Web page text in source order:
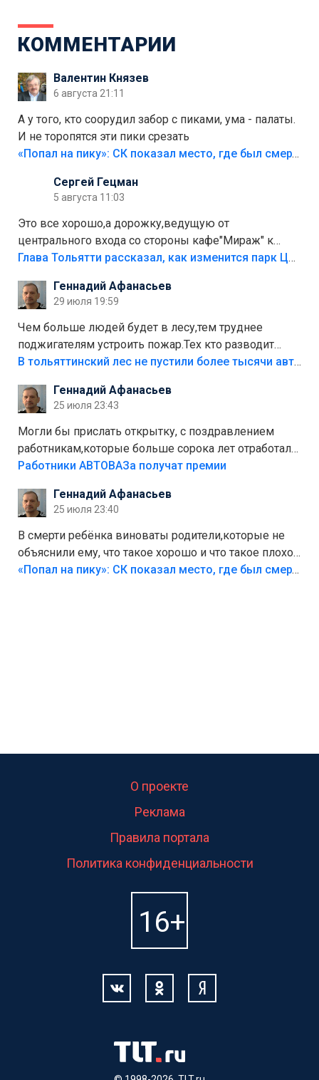
КОММЕНТАРИИ
Валентин Князев
6 августа 21:11
А у того, кто соорудил забор с пиками, ума - палаты.
И не торопятся эти пики срезать
«Попал на пику»: СК показал место, где был смертельно травмирован ребенок в Тольятти
Сергей Гецман
5 августа 11:03
Это все хорошо,а дорожку,ведущую от
центрального входа со стороны кафе"Мираж" к
аттракционам слабо доделать?А то бордюры
лежала в парке и испортилась.Да еще,видимо,часть
украли.
Глава Тольятти рассказал, как изменится парк Центрального района
Геннадий Афанасьев
29 июля 19:59
Чем больше людей будет в лесу,тем труднее
поджигателям устроить пожар.Тех кто разводит
костры,тех надо безбожно штрафовать.Камер полно
Штрафы мизерные.
В тольяттинский лес не пустили более тысячи автомобилей
Геннадий Афанасьев
25 июля 23:43
Могли бы прислать открытку, с поздравлением
работникам,которые больше сорока лет отработали
на предприятии.
Работники АВТОВАЗа получат премии
Геннадий Афанасьев
25 июля 23:40
В смерти ребёнка виноваты родители,которые не
объяснили ему, что такое хорошо и что такое плохо!
Лезть через такой забор,верх безумия,есть же
«Попал на пику»: СК показал место, где был смертельно травмирован ребенок в Тольятти
О проекте
Реклама
Правила портала
Политика конфиденциальности